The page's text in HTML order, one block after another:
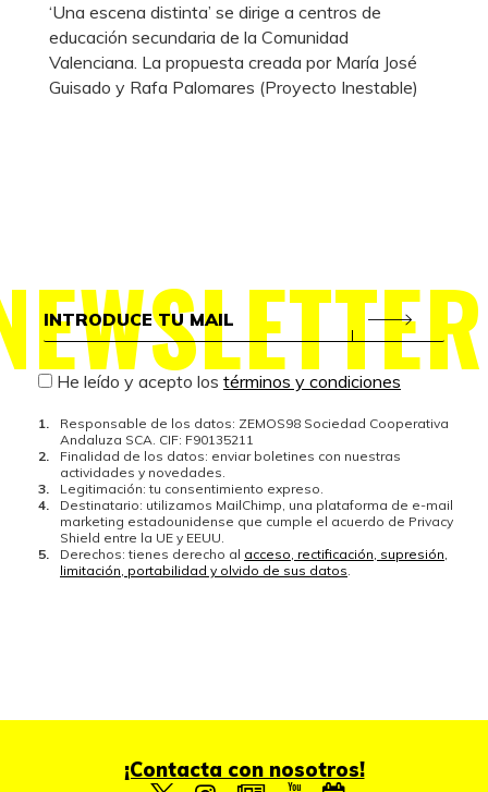
‘Una escena distinta’ se dirige a centros de
educación secundaria de la Comunidad
Valenciana. La propuesta creada por María José
Guisado y Rafa Palomares (Proyecto Inestable)
He leído y acepto los términos y condiciones
Responsable de los datos: ZEMOS98 Sociedad Cooperativa
Andaluza SCA. CIF: F90135211
Finalidad de los datos: enviar boletines con nuestras
actividades y novedades.
Legitimación: tu consentimiento expreso.
Destinatario: utilizamos MailChimp, una plataforma de e-mail
marketing estadounidense que cumple el acuerdo de Privacy
Shield entre la UE y EEUU.
Derechos: tienes derecho al acceso, rectificación, supresión,
limitación, portabilidad y olvido de sus datos
¡Contacta con nosotros!